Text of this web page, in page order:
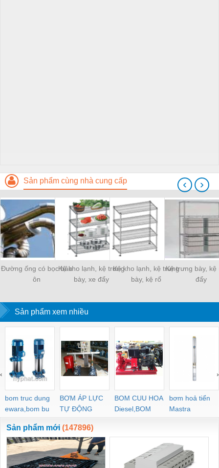
Sản phẩm cùng nhà cung cấp
Đường ống có bọc bảo
ôn
Kệ kho lạnh, kệ trưng
bày, xe đẩy
Kệ kho lạnh, kệ trưng
bày, kệ rổ
Kệ trưng bày, kệ
đẩy
‹ ›
Sản phẩm xem nhiều
bom truc dung
ewara,bom bu
ewara
BƠM ÁP LỰC
TỰ ĐỘNG
BOM CUU HOA
Diesel,BOM
CHUA CHAY
bơm hoả tiển
Mastra
‹ ›
Sản phẩm mới (147896)